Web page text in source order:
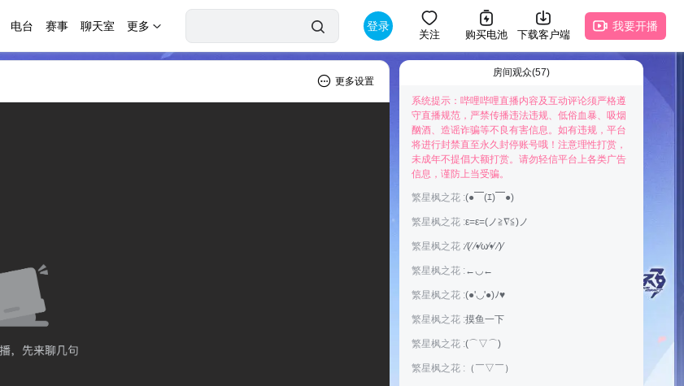
电台 赛事 聊天室 更多 登录
关注 购买电池 下载客户端
我要开播
更多设置
房间观众(57)
快来抢占前排为主播打Call吧
系统提示：哔哩哔哩直播内容及互动评论须严格遵
守直播规范，严禁传播违法违规、低俗血暴、吸烟
酗酒、造谣诈骗等不良有害信息。如有违规，平台
将进行封禁直至永久封停账号哦！注意理性打赏，
未成年不提倡大额打赏。请勿轻信平台上各类广告
信息，谨防上当受骗。
繁星枫之花 :(●￣(ｴ)￣●)
繁星枫之花 :ε=ε=(ノ≧∇≦)ノ
繁星枫之花 :⁄(⁄ ⁄•⁄ω⁄•⁄ ⁄)⁄
繁星枫之花 : ←◡←
繁星枫之花 :(●'◡'●)ﾉ♥
繁星枫之花 :摸鱼一下
繁星枫之花 :(⌒▽⌒)
繁星枫之花 : （￣▽￣）